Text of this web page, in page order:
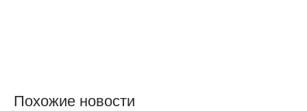
Похожие новости